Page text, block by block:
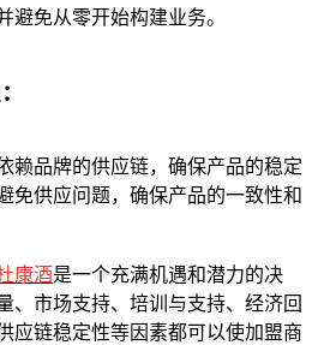
避免从零开始构建业务。
品牌的供应链，确保产品的稳定
免供应问题，确保产品的一致性和
康酒是一个充满机遇和潜力的决
、市场支持、培训与支持、经济回
应链稳定性等因素都可以使加盟商